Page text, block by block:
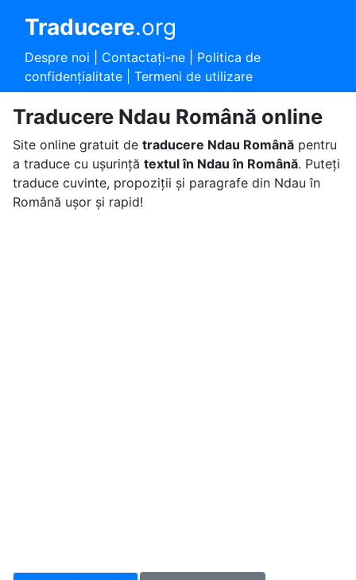
Traducere.org
Despre noi Contactaţi-ne| Politica de
confidențialitate| Termeni de utilizare
Traducere Ndau Română online
Site online gratuit de traducere Ndau Românăpentru
a traduce cu ușurință textul în Ndau în Română. Puteți
traduce cuvinte, propoziții și paragrafe din Ndau în
Română ușor și rapid!